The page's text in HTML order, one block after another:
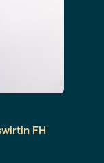
FH